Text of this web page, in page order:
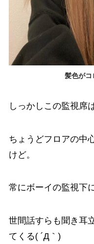
髪色がコ
しっかしこの監視席
ちょうどフロアの中
けど。
常にボーイの監視下
世間話すらも聞き耳
てくる( ´Д｀)